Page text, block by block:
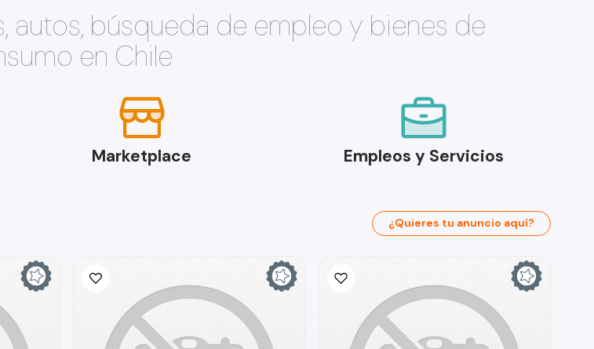
autos, búsqueda de empleo y bienes de
en Chile
Marketplace Empleos y Servicios
¿Quieres tu anuncio aquí?